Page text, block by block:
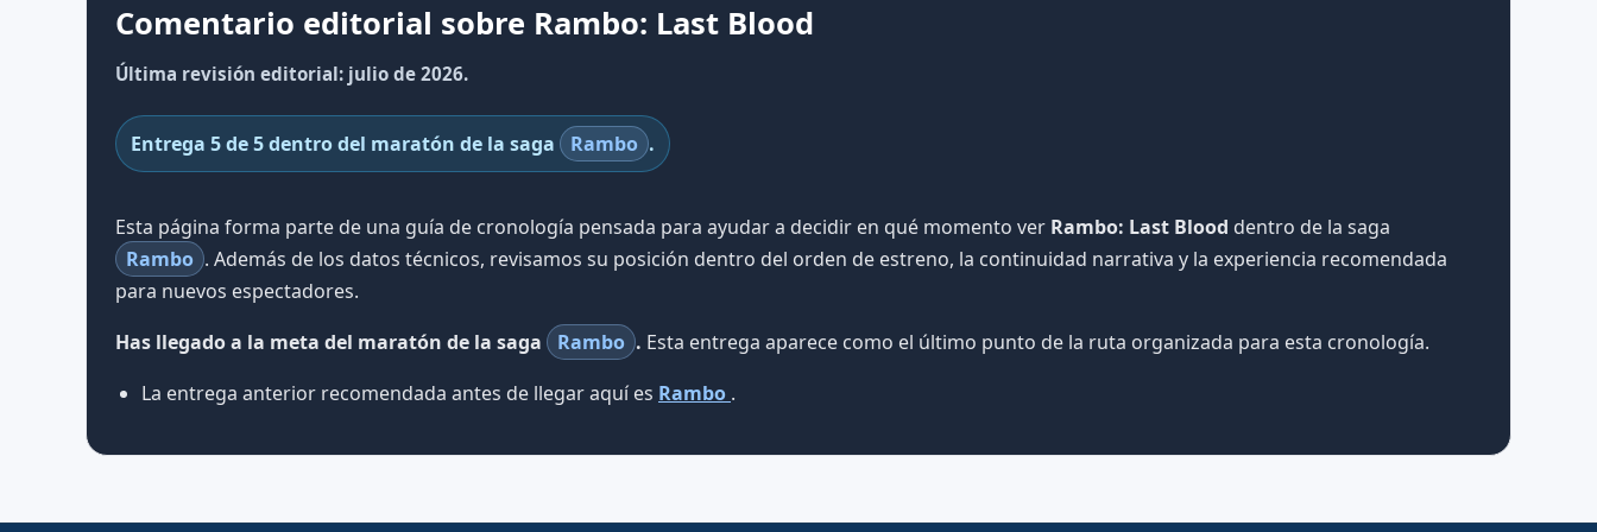
Comentario editorial sobre Rambo: Last Blood
Última revisión editorial: julio de 2026.
Entrega 5 de 5 dentro del maratón de la saga Rambo .
Esta página forma parte de una guía de cronología pensada para ayudar a decidir en qué momento ver Rambo: Last Blood dentro de la saga
Rambo . Además de los datos técnicos, revisamos su posición dentro del orden de estreno, la continuidad narrativa y la experiencia recomendada
para nuevos espectadores.
Has llegado a la meta del maratón de la saga
Rambo . Esta entrega aparece como el último punto de la ruta organizada para esta cronología.
La entrega anterior recomendada antes de llegar aquí es Rambo .